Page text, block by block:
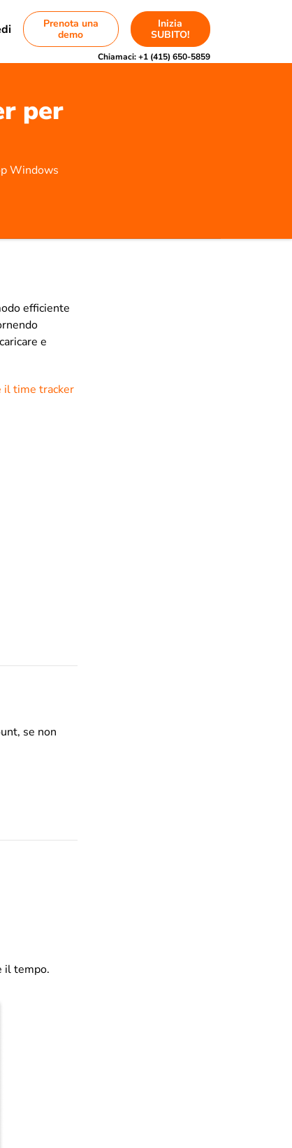
Prenota una
demo
Inizia
SUBITO!
Chiamaci:+1 (415) 650-5859
per
Windows
efficiente
e
il time tracker
se non
il tempo.